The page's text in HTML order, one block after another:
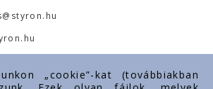
„cookie”-kat (továbbiakban